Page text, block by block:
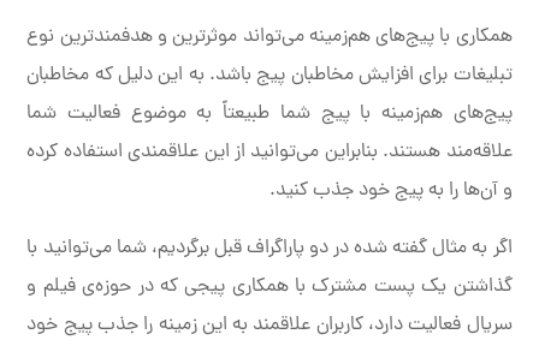
همکاری با پیج‌های هم‌زمینه می‌تواند موثرترین و هدفمندترین نوع
تبلیغات برای افزایش مخاطبان پیج باشد. به این دلیل که مخاطبان
پیج‌های هم‌زمینه با پیج شما طبیعتاً به موضوع فعالیت شما
علاقه‌مند هستند. بنابراین می‌توانید از این علاقمندی استفاده کرده
و آن‌ها را به پیج خود جذب کنید.
اگر به مثال گفته شده در دو پاراگراف قبل برگردیم، شما می‌توانید با
گذاشتن یک پست مشترک با همکاری پیجی که در حوزه‌ی فیلم و
سریال فعالیت دارد، کاربران علاقمند به این زمینه را جذب پیج خود